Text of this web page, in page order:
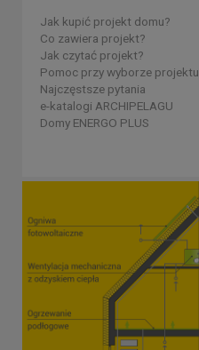
Jak kupić projekt domu?
Co zawiera projekt?
Jak czytać projekt?
Pomoc przy wyborze projektu
Najczęstsze pytania
e-katalogi ARCHIPELAGU
Domy ENERGO PLUS